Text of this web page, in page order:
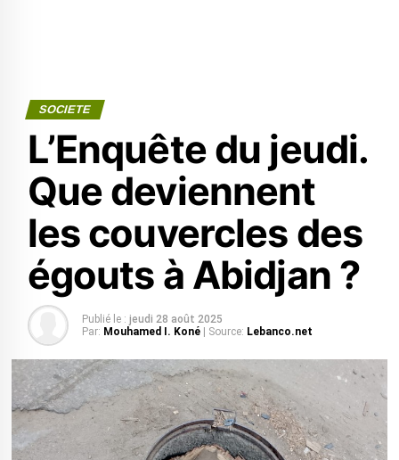
SOCIETE
L’Enquête du jeudi.
Que deviennent
les couvercles des
égouts à Abidjan ?
Publié le : jeudi 28 août 2025
Par: Mouhamed I. Koné | Source: Lebanco.net